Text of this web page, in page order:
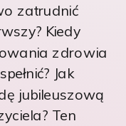
zatrudnić
Kiedy
zdrowia
Jak
jubileuszową
Ten